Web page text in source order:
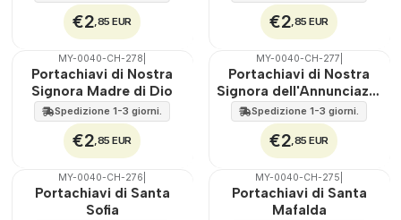
€2,85 EUR €2,85 EUR
🇵🇹
MY-0040-CH-278
Portachiavi di Nostra
Signora Madre di Dio
Spedizione 1-3 giorni.
€2,85 EUR
🇵🇹
MY-0040-CH-277
Portachiavi di Nostra
Signora dell'Annunciazio
ne
Spedizione 1-3 giorni.
€2,85 EUR
🇵🇹
MY-0040-CH-276
Portachiavi di Santa
Sofia
🇵🇹
MY-0040-CH-275
Portachiavi di Santa
Mafalda